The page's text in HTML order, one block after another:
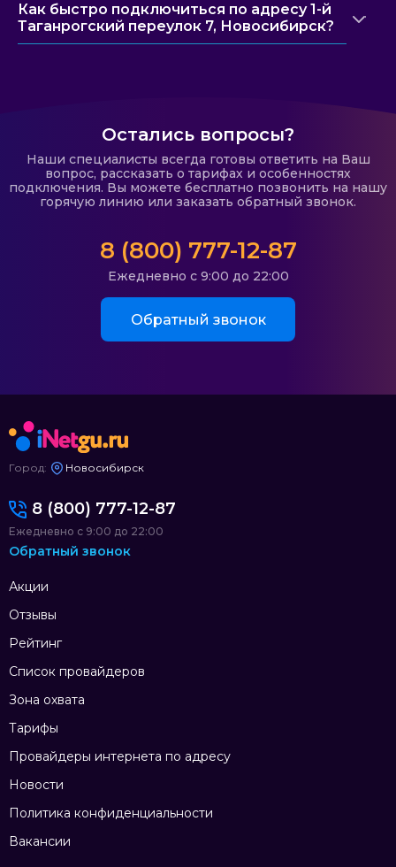
Как быстро подключиться по адресу 1-й
Таганрогский переулок 7, Новосибирск?
Остались вопросы?
Наши специалисты всегда готовы ответить на Ваш
вопрос, рассказать о тарифах и особенностях
подключения. Вы можете бесплатно позвонить на нашу
горячую линию или заказать обратный звонок.
8 (800) 777-12-87
Ежедневно с 9:00 до 22:00
Обратный звонок
Город: Новосибирск
Акции
Отзывы
Рейтинг
Список провайдеров
Зона охвата
Тарифы
Провайдеры интернета по адресу
Новости
Политика конфиденциальности
Вакансии
8 (800) 777-12-87
Ежедневно с 9:00 до 22:00
Обратный звонок